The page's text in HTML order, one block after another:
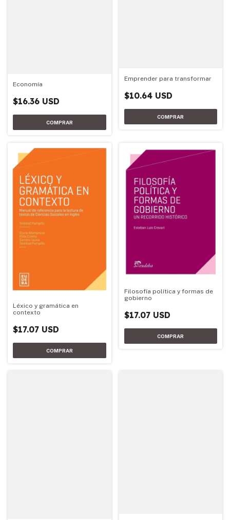
Economía
$16.36 USD
Emprender para transformar
$10.64 USD
Léxico y gramática en
contexto
$17.07 USD
Filosofía política y formas de
gobierno
$17.07 USD